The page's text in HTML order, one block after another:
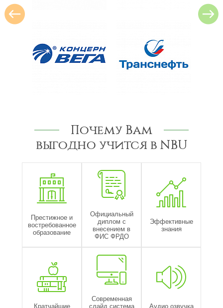
Почему Вам
выгодно учится в NBU
Престижное и
востребованное
образование
Официальный
диплом с
внесением в
ФИС ФРДО
Эффективные
знания
Кратчайшие
Современная
слайд система Аудио озвучка